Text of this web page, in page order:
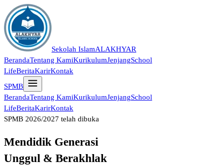
Sekolah IslamALAKHYAR
BerandaTentang KamiKurikulumJenjangSchool
LifeBeritaKarirKontak
SPMB
BerandaTentang KamiKurikulumJenjangSchool
LifeBeritaKarirKontak
SPMB 2026/2027 telah dibuka
Mendidik Generasi
Unggul & Berakhlak